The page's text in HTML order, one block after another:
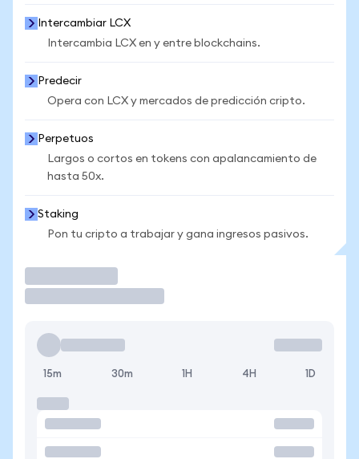
Intercambiar LCX
Intercambia LCX en y entre blockchains.
Predecir
Opera con LCX y mercados de predicción cripto.
Perpetuos
Largos o cortos en tokens con apalancamiento de
hasta 50x.
Staking
Pon tu cripto a trabajar y gana ingresos pasivos.
15m 30m 1H 4H 1D